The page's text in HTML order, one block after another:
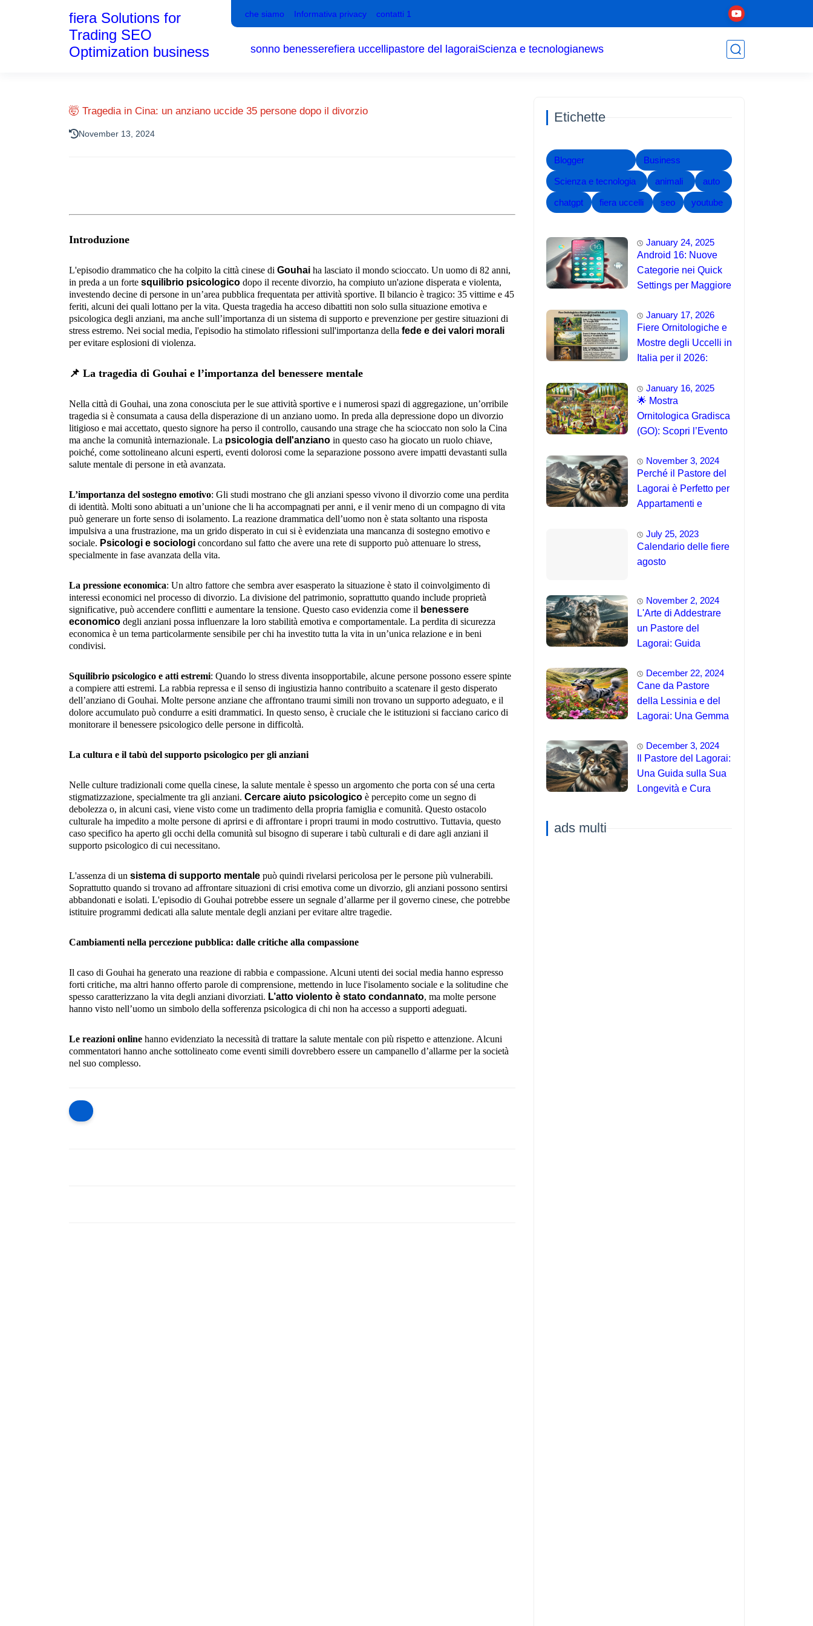
che siamo Informativa privacy contatti 1
fiera Solutions for
Trading SEO
Optimization business
sonno benesserefiera uccellipastore del lagoraiScienza e tecnologianews
🤯 Tragedia in Cina: un anziano uccide 35 persone dopo il divorzio
November 13, 2024
Introduzione
L'episodio drammatico che ha colpito la città cinese di Gouhaiha lasciato il mondo scioccato. Un uomo di 82 anni,
in preda a un forte squilibrio psicologicodopo il recente divorzio, ha compiuto un'azione disperata e violenta,
investendo decine di persone in un’area pubblica frequentata per attività sportive. Il bilancio è tragico: 35 vittime e 45
feriti, alcuni dei quali lottano per la vita. Questa tragedia ha acceso dibattiti non solo sulla situazione emotiva e
psicologica degli anziani, ma anche sull’importanza di un sistema di supporto e prevenzione per gestire situazioni di
stress estremo. Nei social media, l'episodio ha stimolato riflessioni sull'importanza della fede e dei valori morali
per evitare esplosioni di violenza.
📌 La tragedia di Gouhai e l’importanza del benessere mentale
Nella città di Gouhai, una zona conosciuta per le sue attività sportive e i numerosi spazi di aggregazione, un’orribile
tragedia si è consumata a causa della disperazione di un anziano uomo. In preda alla depressione dopo un divorzio
litigioso e mai accettato, questo signore ha perso il controllo, causando una strage che ha scioccato non solo la Cina
ma anche la comunità internazionale. La psicologia dell'anzianoin questo caso ha giocato un ruolo chiave,
poiché, come sottolineano alcuni esperti, eventi dolorosi come la separazione possono avere impatti devastanti sulla
salute mentale di persone in età avanzata.
L’importanza del sostegno emotivo: Gli studi mostrano che gli anziani spesso vivono il divorzio come una perdita
di identità. Molti sono abituati a un’unione che li ha accompagnati per anni, e il venir meno di un compagno di vita
può generare un forte senso di isolamento. La reazione drammatica dell’uomo non è stata soltanto una risposta
impulsiva a una frustrazione, ma un grido disperato in cui si è evidenziata una mancanza di sostegno emotivo e
sociale. Psicologi e sociologiconcordano sul fatto che avere una rete di supporto può attenuare lo stress,
specialmente in fase avanzata della vita.
La pressione economica: Un altro fattore che sembra aver esasperato la situazione è stato il coinvolgimento di
interessi economici nel processo di divorzio. La divisione del patrimonio, soprattutto quando include proprietà
significative, può accendere conflitti e aumentare la tensione. Questo caso evidenzia come il benessere
economicodegli anziani possa influenzare la loro stabilità emotiva e comportamentale. La perdita di sicurezza
economica è un tema particolarmente sensibile per chi ha investito tutta la vita in un’unica relazione e in beni
condivisi.
Squilibrio psicologico e atti estremi: Quando lo stress diventa insopportabile, alcune persone possono essere spinte
a compiere atti estremi. La rabbia repressa e il senso di ingiustizia hanno contribuito a scatenare il gesto disperato
dell’anziano di Gouhai. Molte persone anziane che affrontano traumi simili non trovano un supporto adeguato, e il
dolore accumulato può condurre a esiti drammatici. In questo senso, è cruciale che le istituzioni si facciano carico di
monitorare il benessere psicologico delle persone in difficoltà.
La cultura e il tabù del supporto psicologico per gli anziani
Nelle culture tradizionali come quella cinese, la salute mentale è spesso un argomento che porta con sé una certa
stigmatizzazione, specialmente tra gli anziani. Cercare aiuto psicologicoè percepito come un segno di
debolezza o, in alcuni casi, viene visto come un tradimento della propria famiglia e comunità. Questo ostacolo
culturale ha impedito a molte persone di aprirsi e di affrontare i propri traumi in modo costruttivo. Tuttavia, questo
caso specifico ha aperto gli occhi della comunità sul bisogno di superare i tabù culturali e di dare agli anziani il
supporto psicologico di cui necessitano.
L'assenza di un sistema di supporto mentalepuò quindi rivelarsi pericolosa per le persone più vulnerabili.
Soprattutto quando si trovano ad affrontare situazioni di crisi emotiva come un divorzio, gli anziani possono sentirsi
abbandonati e isolati. L'episodio di Gouhai potrebbe essere un segnale d’allarme per il governo cinese, che potrebbe
istituire programmi dedicati alla salute mentale degli anziani per evitare altre tragedie.
Cambiamenti nella percezione pubblica: dalle critiche alla compassione
Il caso di Gouhai ha generato una reazione di rabbia e compassione. Alcuni utenti dei social media hanno espresso
forti critiche, ma altri hanno offerto parole di comprensione, mettendo in luce l'isolamento sociale e la solitudine che
spesso caratterizzano la vita degli anziani divorziati. L’atto violento è stato condannato, ma molte persone
hanno visto nell’uomo un simbolo della sofferenza psicologica di chi non ha accesso a supporti adeguati.
Le reazioni onlinehanno evidenziato la necessità di trattare la salute mentale con più rispetto e attenzione. Alcuni
commentatori hanno anche sottolineato come eventi simili dovrebbero essere un campanello d’allarme per la società
nel suo complesso.
Etichette
Blogger Business
Scienza e tecnologia animali auto
chatgpt fiera uccelli seo youtube
January 24, 2025
Android 16: Nuove
Categorie nei Quick
Settings per Maggiore
January 17, 2026
Fiere Ornitologiche e
Mostre degli Uccelli in
Italia per il 2026:
Eventi 🐦
January 16, 2025
🌟 Mostra
Ornitologica Gradisca
(GO): Scopri l’Evento
November 3, 2024
Perché il Pastore del
Lagorai è Perfetto per
Appartamenti e
July 25, 2023
Calendario delle fiere
agosto
November 2, 2024
L'Arte di Addestrare
un Pastore del
Lagorai: Guida
Principianti
December 22, 2024
Cane da Pastore
della Lessinia e del
Lagorai: Una Gemma
December 3, 2024
Il Pastore del Lagorai:
Una Guida sulla Sua
Longevità e Cura
ads multi